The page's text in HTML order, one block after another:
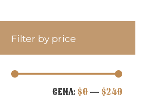
Filter by price
Cena
Cena
CENA:$0— $240